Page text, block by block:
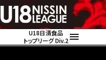
U18日清食品
トップリーグ Div.2